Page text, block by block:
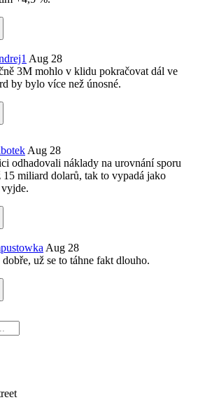
Aug 28
3M mohlo v klidu pokračovat dál ve
by bylo více než únosné.
Aug 28
odhadovali náklady na urovnání sporu
15 miliard dolarů, tak to vypadá jako
Aug 28
už se to táhne fakt dlouho.